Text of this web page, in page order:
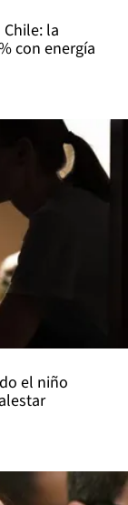
la
con energía
el niño